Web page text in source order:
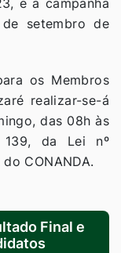
e a campanha
setembro de
os Membros
realizar-se-á
das 08h às
da Lei nº
CONANDA.
Final e